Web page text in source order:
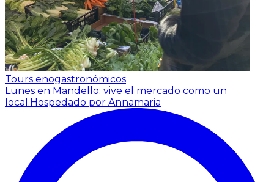
Tours enogastronómicos
Lunes en Mandello: vive el mercado como un
local.Hospedado por Annamaria